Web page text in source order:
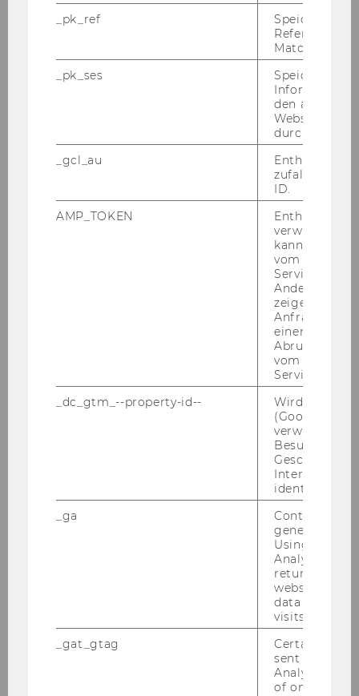
Department-​Vorstand
De­part­ment Fremd­sprach­li­che Wirt­schafts­
Mit­tei­lungs­blatt vom 16. No­vem­ber 2005, 7.
Be­voll­mäch­ti­gun­gen Pro­jekt­lei­te­rin­nen
und Pro­jekt­lei­ter
Fol­gen­de Pro­jekt­lei­te­rin­nen/Pro­jekt­lei­ter wer­
den gemäß § 27 Abs 2 Uni­ver­si­täts­ge­setz 2002
zum Ab­schluss der für die Ver­trags­er­fül­lung er­
for­der­li­chen Rechts­ge­schäf­te und zur Ver­fü­
gung über die Geld­mit­tel im Rah­men der Ein­
nah­men aus die­sem Ver­trag sowie gemäß § 5
der Richt­li­nie des Rek­to­rats für die Be­voll­
mäch­ti­gung von Ar­beit­neh­me­rin­nen und Ar­
beit­neh­mern der Wirt­schafts­uni­ver­si­tät Wien
(Ab­schluss von Werk­ver­trä­gen, frei­en Dienst­
ver­trä­gen sowie Ar­beits­ver­trä­gen ent­spre­
chend den nä­he­ren Be­stim­mun­gen der Richt­
li­nie) be­voll­mäch­tigt:
Projektleiterin/Projektleiter
Monitoring of Quality of Life in
Dipl. Wirt.Inf Rainer Quante
Project Orientation [at-sk]
_pk_ref
Speicherung
Referrers
Matomo.
_pk_ses
Speicherung
den aktuellen
durch
_gcl_au
Enthält eine
ID.
AMP_TOKEN
Enthält ein
verwendet
kann, um
vom AMP-
Service
Andere
zeigen Opt-
Anfrage im
einen Fehler
Abrufen
vom AMP
Service an.
_dc_gtm_--property-id--
Wird von
(Google Tag
verwendet,
Besucher
Geschlecht
Interessen zu
identifizieren.
_ga
Contains a
generated
Using this
Analytics can
returning
website and
data from
visits.
_gat_gtag
Certain data
sent to
Analytics a
of once per